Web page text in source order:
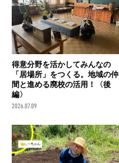
得意分野を活かしてみんなの
「居場所」をつくる。地域の仲
間と進める廃校の活用！〈後
編〉
2026.07.09